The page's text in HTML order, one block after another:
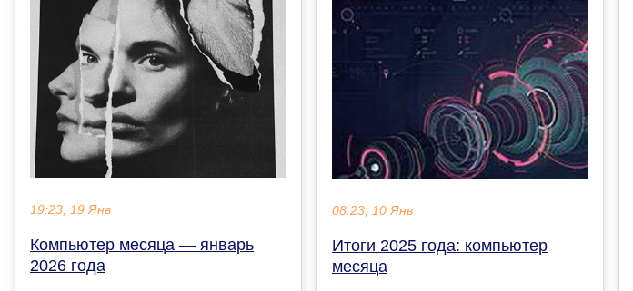
19:23, 19 Янв
Компьютер месяца — январь
2026 года
08:23, 10 Янв
Итоги 2025 года: компьютер
месяца